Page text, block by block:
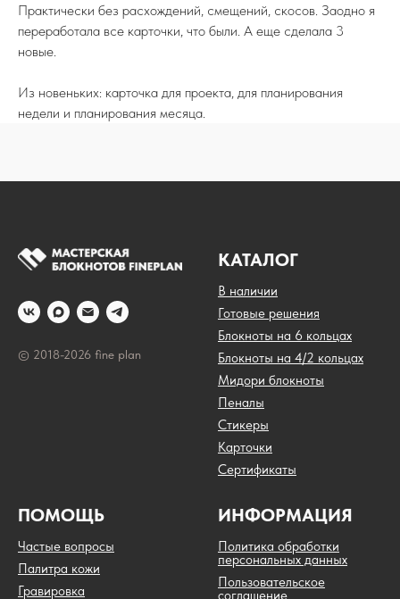
Практически без расхождений, смещений, скосов. Заодно я
переработала все карточки, что были. А еще сделала 3
новые.
Из новеньких: карточка для проекта, для планирования
недели и планирования месяца.
© 2018-2026 fine plan
КАТАЛОГ
В наличии
Готовые решения
Блокноты на 6 кольцах
Блокноты на 4/2 кольцах
Мидори блокноты
Пеналы
Стикеры
Карточки
Сертификаты
ПОМОЩЬ
Частые вопросы
Палитра кожи
Гравировка
ИНФОРМАЦИЯ
Политика обработки
персональных данных
Пользовательское
соглашение